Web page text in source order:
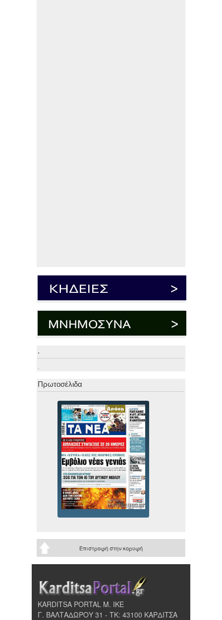
.
.
Πρωτοσέλιδα
Επιστροφή στην κορυφή
KARDITSA PORTAL Μ. ΙΚΕ
Γ. ΒΑΛΤΑΔΩΡΟΥ 31 - ΤΚ: 43100 ΚΑΡΔΙΤΣΑ